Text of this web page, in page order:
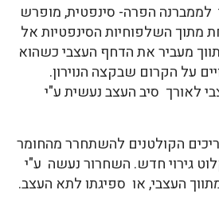
הפרה- סינפטית, מופרש
מתוך השלפוחיות הסינפטיות אל
מעביר את הדחף העצבי כשהוא
על הקרום שבקצה הנוירון.
לאורך סיב העצב נעשית ע"י
הקולטנים להשתחרר מהחומר
גירוי חדש. השחרור נעשה ע"י
העצבי, או ספיגתו לתא העצב.